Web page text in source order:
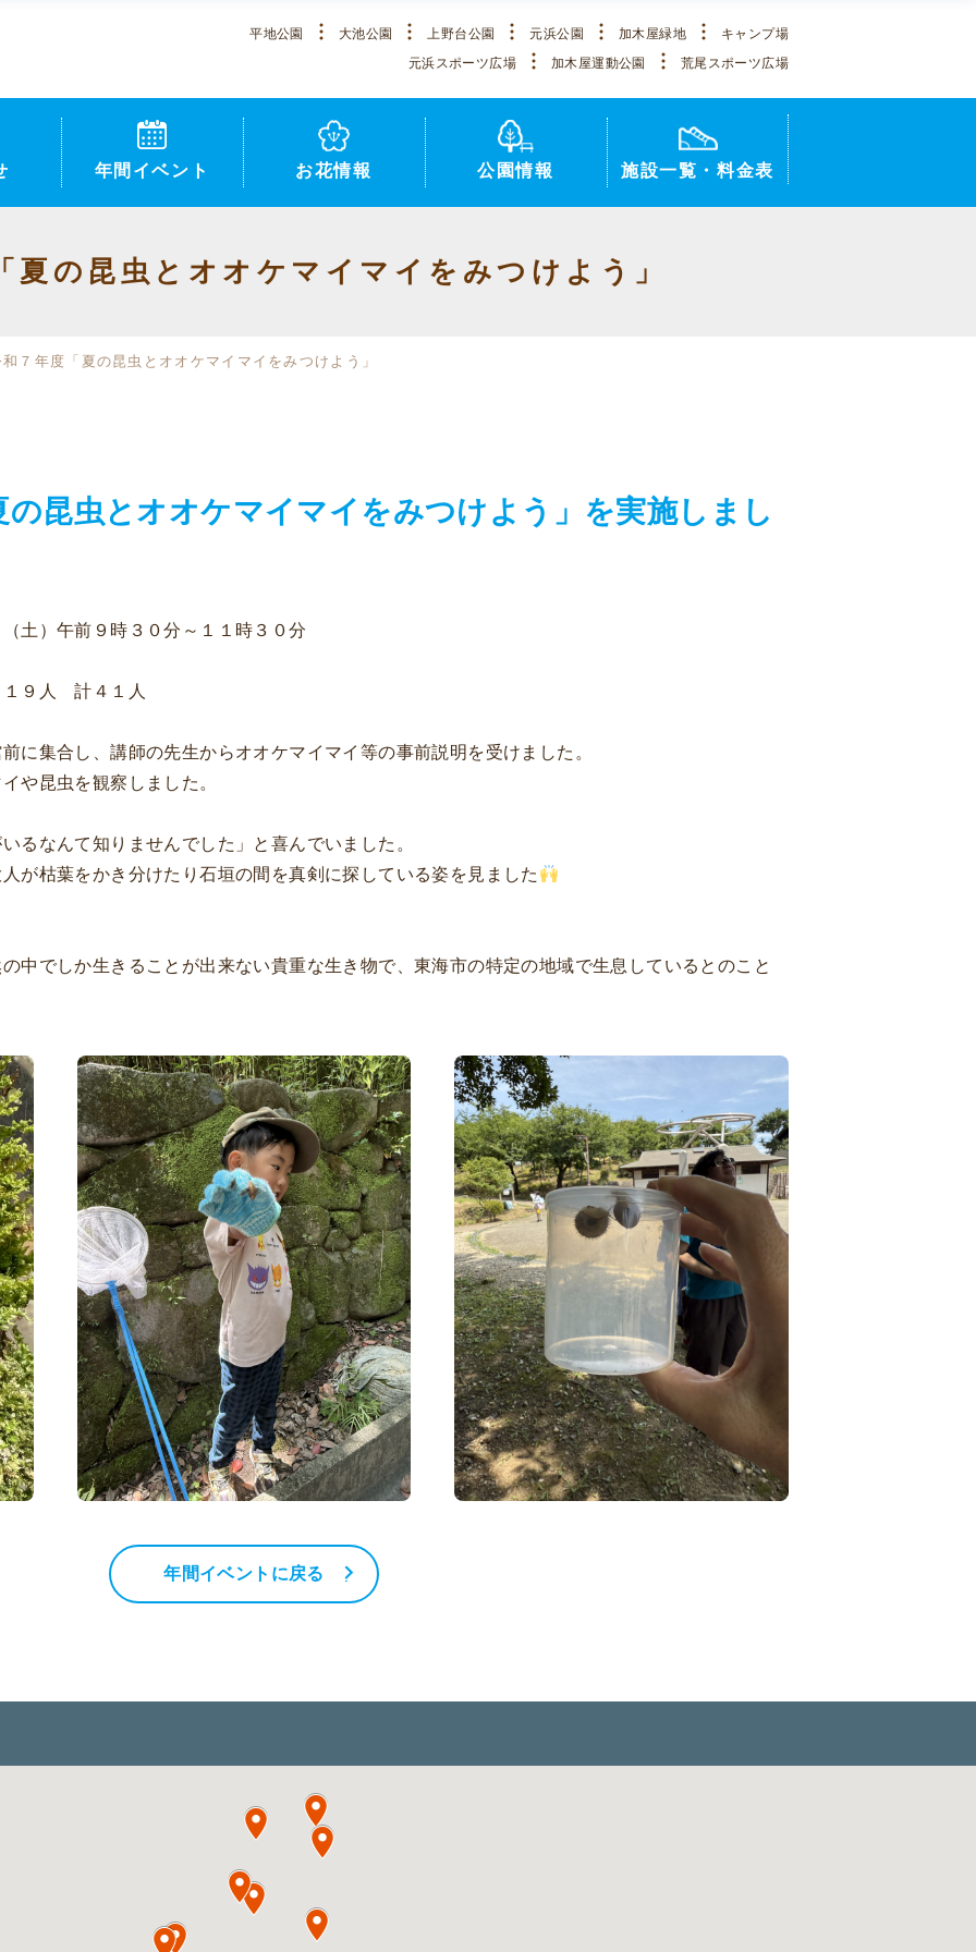
平地公園 大池公園 上野台公園 元浜公園 加木屋緑地
キャンプ場
元浜スポーツ広場
加木屋運動公園 荒尾スポーツ広場
年間イベント お花情報 公園情報 施設一覧・料金表
夏の昆虫とオオケマイマイをみつけよう」
和７年度「夏の昆虫とオオケマイマイをみつけよう」
昆虫とオオケマイマイをみつけよう」を実施しまし
午前９時３０分～１１時３０分
人 計４１人
集合し、講師の先生からオオケマイマイ等の事前説明を受けました。
昆虫を観察しました。
なんて知りませんでした」と喜んでいました。
枯葉をかき分けたり石垣の間を真剣に探している姿を見ました
でしか生きることが出来ない貴重な生き物で、東海市の特定の地域で生息しているとのこと
年間イベントに戻る